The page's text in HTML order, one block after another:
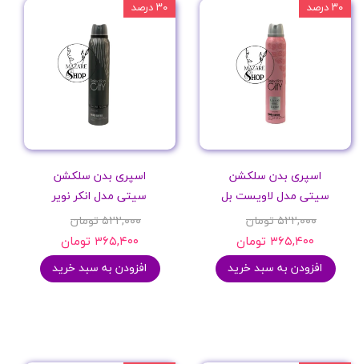
اسپری بدن سلکشن
سیتی مدل لاویست بل
۵۲۲,۰۰۰ تومان
۳۶۵,۴۰۰ تومان
افزودن به سبد خرید
۳۰ درصد
اسپری بدن سلکشن
سیتی مدل انکر نویر
۵۲۲,۰۰۰ تومان
۳۶۵,۴۰۰ تومان
افزودن به سبد خرید
۳۰ درصد